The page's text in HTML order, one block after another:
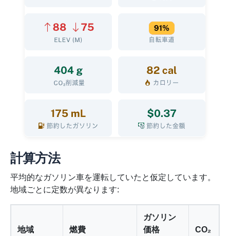
計算方法
平均的なガソリン車を運転していたと仮定しています。
地域ごとに定数が異なります:
地域 燃費
ガソリン
価格
CO₂